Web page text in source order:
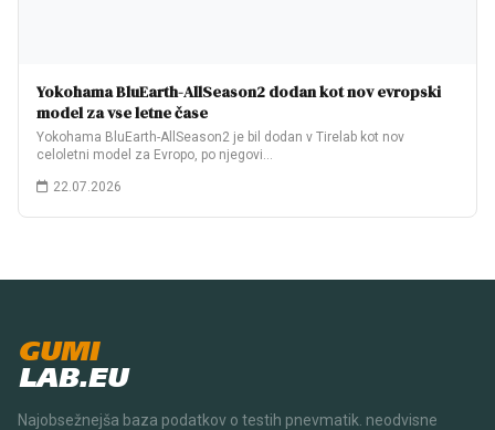
Yokohama BluEarth-AllSeason2 dodan kot nov evropski
model za vse letne čase
Yokohama BluEarth-AllSeason2 je bil dodan v Tirelab kot nov
celoletni model za Evropo, po njegovi…
22.07.2026
GUMI
LAB.EU
Najobsežnejša baza podatkov o testih pnevmatik. neodvisne